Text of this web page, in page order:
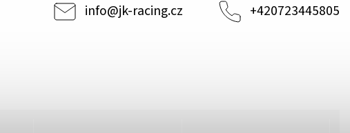
info@jk-racing.cz +420723445805